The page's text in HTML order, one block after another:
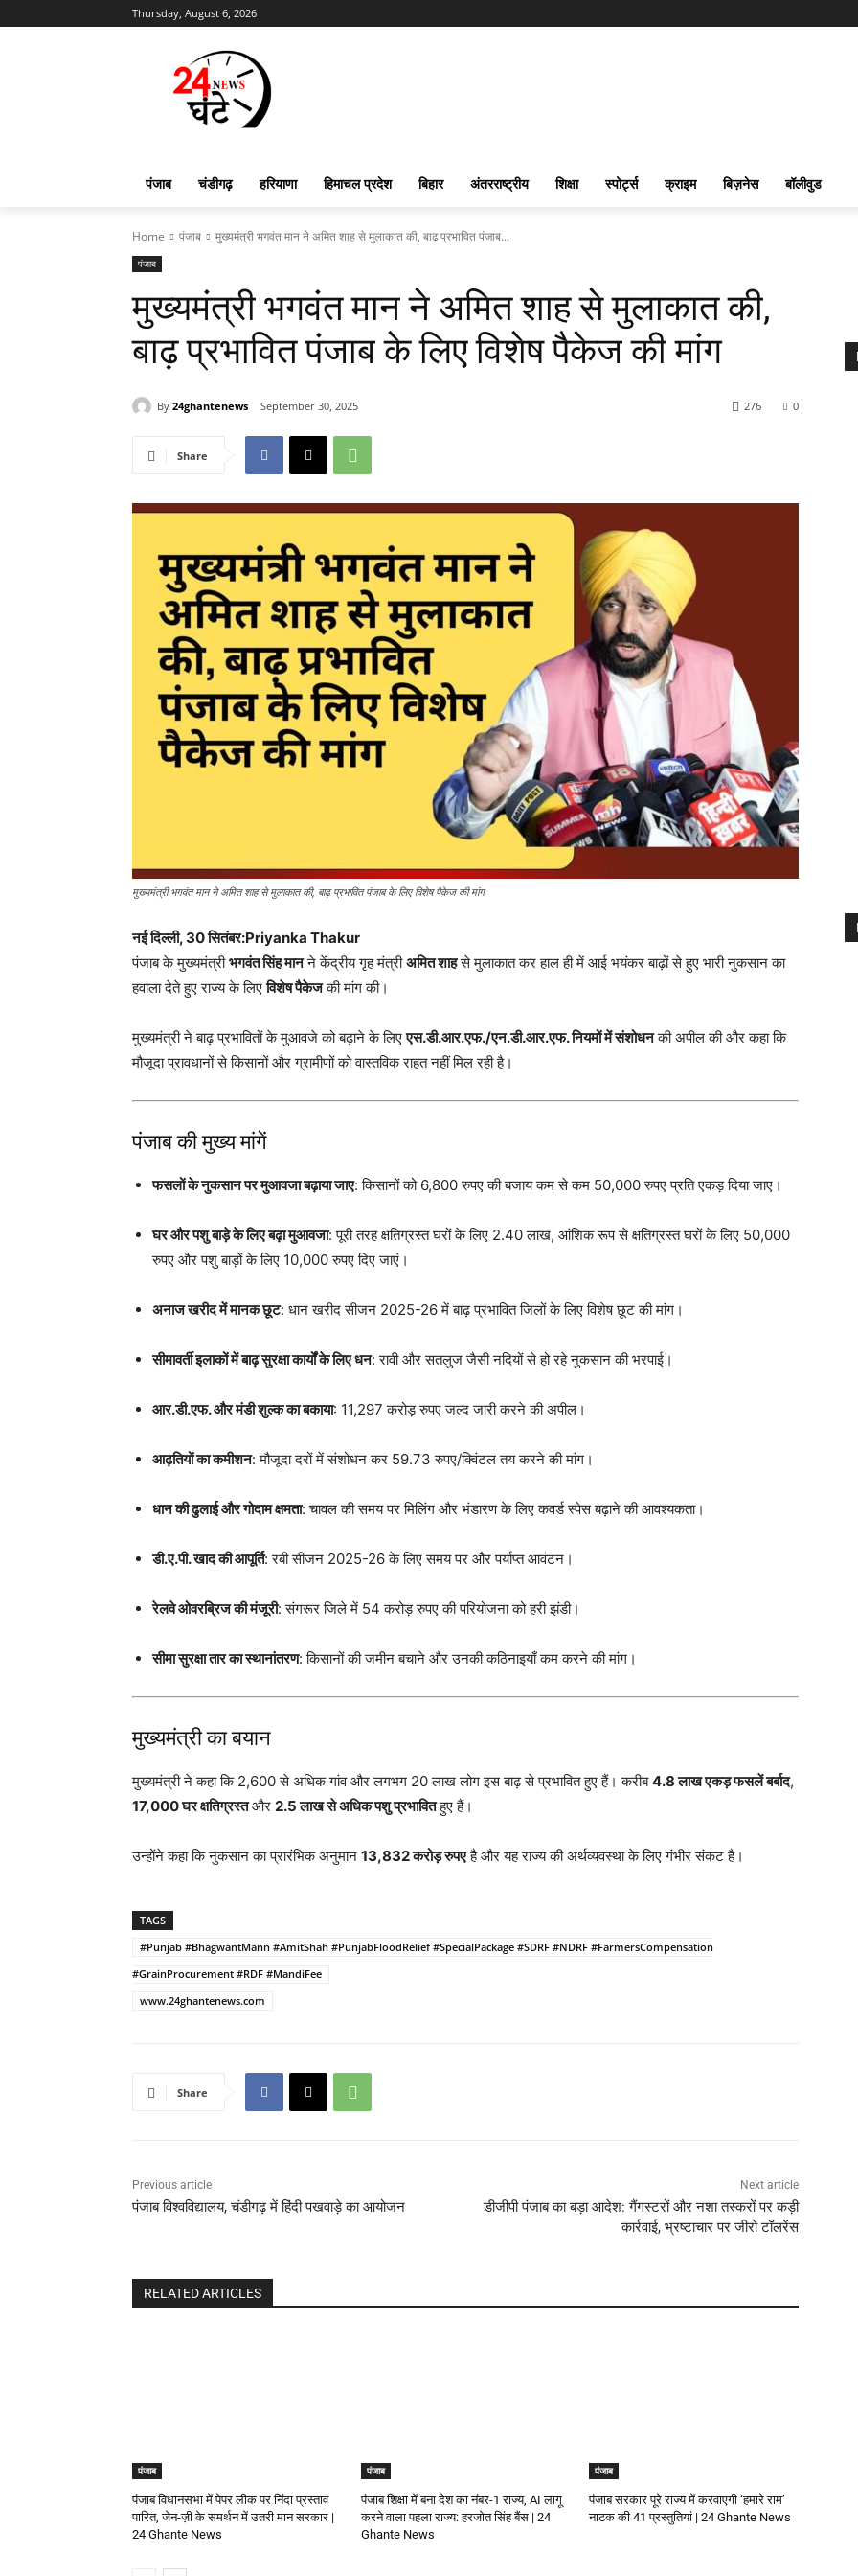
Thursday, August 6, 2026
पंजाब चंडीगढ़ हरियाणा हिमाचल प्रदेश बिहार अंतरराष्ट्रीय शिक्षा स्पोर्ट्स क्राइम बिज़नेस बॉलीवुड
Home पंजाब मुख्यमंत्री भगवंत मान ने अमित शाह से मुलाकात की, बाढ़ प्रभावित पंजाब...
पंजाब
मुख्यमंत्री भगवंत मान ने अमित शाह से मुलाकात की,
बाढ़ प्रभावित पंजाब के लिए विशेष पैकेज की मांग
By 24ghantenews September 30, 2025 0
276
Share
मुख्यमंत्री भगवंत मान ने अमित शाह से मुलाकात की, बाढ़ प्रभावित पंजाब के लिए विशेष पैकेज की मांग
नई दिल्ली, 30 सितंबर:Priyanka Thakur
पंजाब के मुख्यमंत्रीभगवंत सिंह मानने केंद्रीय गृह मंत्रीअमित शाहसे मुलाकात कर हाल ही में आई भयंकर बाढ़ों से हुए भारी नुकसान का
हवाला देते हुए राज्य के लिएविशेष पैकेजकी मांग की।
मुख्यमंत्री ने बाढ़ प्रभावितों के मुआवजे को बढ़ाने के लिएएस.डी.आर.एफ./एन.डी.आर.एफ. नियमों में संशोधनकी अपील की और कहा कि
मौजूदा प्रावधानों से किसानों और ग्रामीणों को वास्तविक राहत नहीं मिल रही है।
पंजाब की मुख्य मांगें
फसलों के नुकसान पर मुआवजा बढ़ाया जाए: किसानों को 6,800 रुपए की बजाय कम से कम 50,000 रुपए प्रति एकड़ दिया जाए।
घर और पशु बाड़े के लिए बढ़ा मुआवजा: पूरी तरह क्षतिग्रस्त घरों के लिए 2.40 लाख, आंशिक रूप से क्षतिग्रस्त घरों के लिए 50,000
रुपए और पशु बाड़ों के लिए 10,000 रुपए दिए जाएं।
अनाज खरीद में मानक छूट: धान खरीद सीजन 2025-26 में बाढ़ प्रभावित जिलों के लिए विशेष छूट की मांग।
सीमावर्ती इलाकों में बाढ़ सुरक्षा कार्यों के लिए धन: रावी और सतलुज जैसी नदियों से हो रहे नुकसान की भरपाई।
आर.डी.एफ. और मंडी शुल्क का बकाया: 11,297 करोड़ रुपए जल्द जारी करने की अपील।
आढ़तियों का कमीशन: मौजूदा दरों में संशोधन कर 59.73 रुपए/क्विंटल तय करने की मांग।
धान की ढुलाई और गोदाम क्षमता: चावल की समय पर मिलिंग और भंडारण के लिए कवर्ड स्पेस बढ़ाने की आवश्यकता।
डी.ए.पी. खाद की आपूर्ति: रबी सीजन 2025-26 के लिए समय पर और पर्याप्त आवंटन।
रेलवे ओवरब्रिज की मंजूरी: संगरूर जिले में 54 करोड़ रुपए की परियोजना को हरी झंडी।
सीमा सुरक्षा तार का स्थानांतरण: किसानों की जमीन बचाने और उनकी कठिनाइयाँ कम करने की मांग।
मुख्यमंत्री का बयान
मुख्यमंत्री ने कहा कि 2,600 से अधिक गांव और लगभग 20 लाख लोग इस बाढ़ से प्रभावित हुए हैं। करीब4.8 लाख एकड़ फसलें बर्बाद,
17,000 घर क्षतिग्रस्तऔर 2.5 लाख से अधिक पशु प्रभावितहुए हैं।
उन्होंने कहा कि नुकसान का प्रारंभिक अनुमान 13,832 करोड़ रुपएहै और यह राज्य की अर्थव्यवस्था के लिए गंभीर संकट है।
TAGS
#Punjab #BhagwantMann #AmitShah #PunjabFloodRelief #SpecialPackage #SDRF #NDRF #FarmersCompensation
#GrainProcurement #RDF #MandiFee
www.24ghantenews.com
Share
Previous article
पंजाब विश्वविद्यालय, चंडीगढ़ में हिंदी पखवाड़े का आयोजन
Next article
डीजीपी पंजाब का बड़ा आदेश: गैंगस्टरों और नशा तस्करों पर कड़ी
कार्रवाई, भ्रष्टाचार पर जीरो टॉलरेंस
RELATED ARTICLES
पंजाब
पंजाब विधानसभा में पेपर लीक पर निंदा प्रस्ताव
पारित, जेन-ज़ी के समर्थन में उतरी मान सरकार |
24 Ghante News
पंजाब
पंजाब शिक्षा में बना देश का नंबर-1 राज्य, AI लागू
करने वाला पहला राज्य: हरजोत सिंह बैंस | 24
Ghante News
पंजाब
पंजाब सरकार पूरे राज्य में करवाएगी ‘हमारे राम’
नाटक की 41 प्रस्तुतियां | 24 Ghante News